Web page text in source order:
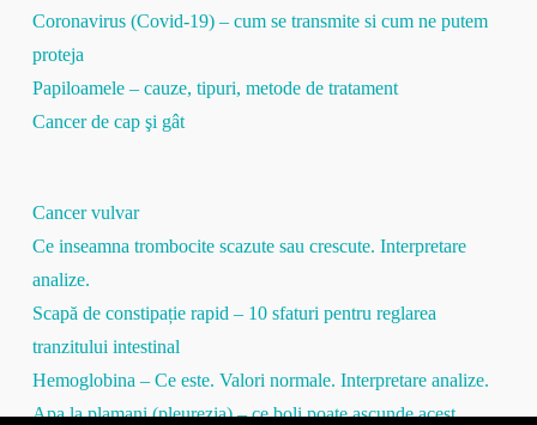
Coronavirus (Covid-19) – cum se transmite si cum ne putem
proteja
Papiloamele – cauze, tipuri, metode de tratament
Cancer de cap şi gât
Cancer vulvar
Ce inseamna trombocite scazute sau crescute. Interpretare
analize.
Scapă de constipație rapid – 10 sfaturi pentru reglarea
tranzitului intestinal
Hemoglobina – Ce este. Valori normale. Interpretare analize.
Apa la plamani (pleurezia) – ce boli poate ascunde acest